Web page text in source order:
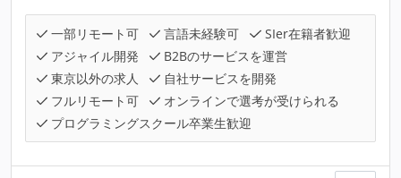
一部リモート可 言語未経験可
SIer在籍者歓迎
アジャイル開発
B2Bのサービスを運営
東京以外の求人
自社サービスを開発
フルリモート可
オンラインで選考が受けられる
プログラミングスクール卒業生歓迎